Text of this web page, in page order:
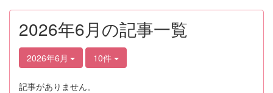
2026年6月の記事一覧
2026年6月 10件
記事がありません。